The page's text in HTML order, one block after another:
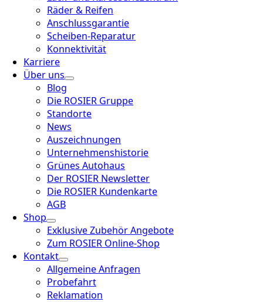
Räder & Reifen
Anschlussgarantie
Scheiben-Reparatur
Konnektivität
Karriere
Über uns
Blog
Die ROSIER Gruppe
Standorte
News
Auszeichnungen
Unternehmenshistorie
Grünes Autohaus
Der ROSIER Newsletter
Die ROSIER Kundenkarte
AGB
Shop
Exklusive Zubehör Angebote
Zum ROSIER Online-Shop
Kontakt
Allgemeine Anfragen
Probefahrt
Reklamation